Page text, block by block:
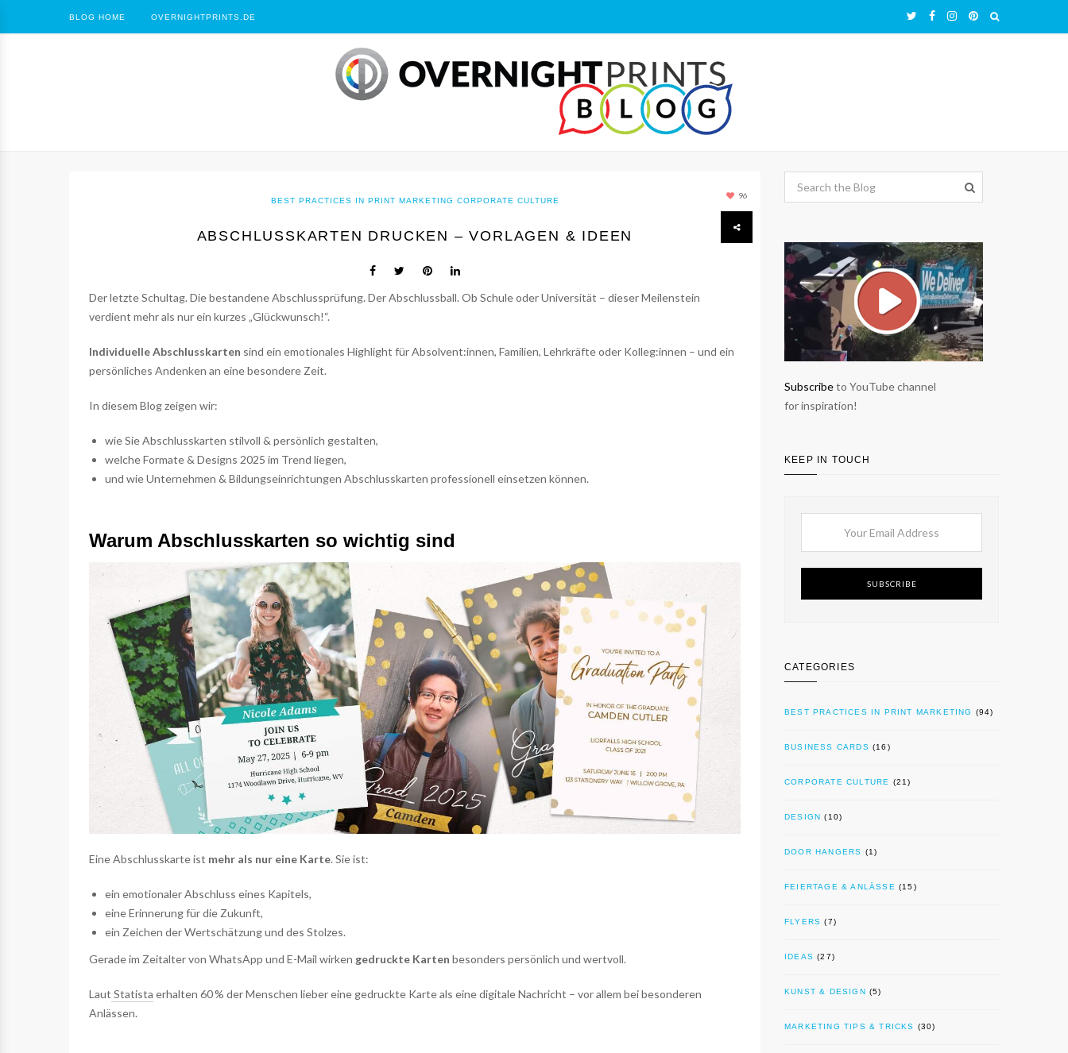
BLOG HOME OVERNIGHTPRINTS.DE
96
BEST PRACTICES IN PRINT MARKETING CORPORATE CULTURE
ABSCHLUSSKARTEN DRUCKEN – VORLAGEN & IDEEN
Der letzte Schultag. Die bestandene Abschlussprüfung. Der Abschlussball. Ob Schule oder Universität – dieser Meilenstein
verdient mehr als nur ein kurzes „Glückwunsch!“.
Individuelle Abschlusskarten sind ein emotionales Highlight für Absolvent:innen, Familien, Lehrkräfte oder Kolleg:innen – und ein
persönliches Andenken an eine besondere Zeit.
In diesem Blog zeigen wir:
wie Sie Abschlusskarten stilvoll & persönlich gestalten,
welche Formate & Designs 2025 im Trend liegen,
und wie Unternehmen & Bildungseinrichtungen Abschlusskarten professionell einsetzen können.
Warum Abschlusskarten so wichtig sind
Eine Abschlusskarte ist mehr als nur eine Karte. Sie ist:
ein emotionaler Abschluss eines Kapitels,
eine Erinnerung für die Zukunft,
ein Zeichen der Wertschätzung und des Stolzes.
Gerade im Zeitalter von WhatsApp und E-Mail wirken gedruckte Karten besonders persönlich und wertvoll.
Laut Statista erhalten 60 % der Menschen lieber eine gedruckte Karte als eine digitale Nachricht – vor allem bei besonderen
Anlässen.
Subscribeto YouTube channel
for inspiration!
KEEP IN TOUCH
SUBSCRIBE
CATEGORIES
BEST PRACTICES IN PRINT MARKETING (94)
BUSINESS CARDS (16)
CORPORATE CULTURE (21)
DESIGN (10)
DOOR HANGERS (1)
FEIERTAGE & ANLÄSSE (15)
FLYERS (7)
IDEAS (27)
KUNST & DESIGN (5)
MARKETING TIPS & TRICKS (30)